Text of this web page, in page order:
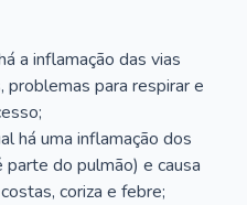
a inflamação das vias
problemas para respirar e
há uma inflamação dos
do pulmão) e causa
coriza e febre;